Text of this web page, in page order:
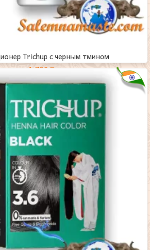
Trichup с черным тмином
1,700₸